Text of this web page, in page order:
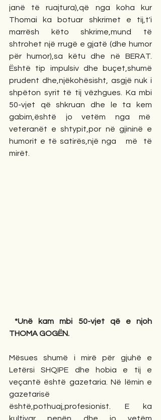
janë të ruajtura),që nga koha kur
Thomai ka botuar shkrimet e tij,t'i
marrësh këto shkrime,mund të
shtrohet një rrugë e gjatë (dhe humor
për humor),sa këtu dhe në BERAT.
Është tip impulsiv dhe buçet,shumë
prudent dhe,njëkohësisht, asgjë nuk i
shpëton syrit të tij vëzhgues. Ka mbi
50-vjet që shkruan dhe le ta kem
gabim,është jo vetëm nga më
veteranët e shtypit,por në gjininë e
humorit e të satirës,një nga   më  të
mirët.
*Unë kam mbi 50-vjet që e njoh
THOMA GOGËN.
Mësues shumë i mirë për gjuhë e
Letërsi SHQIPE dhe hobia e tij e
veçantë është gazetaria. Në lëmin e
gazetarisë
është,pothuaj,profesionist. E ka